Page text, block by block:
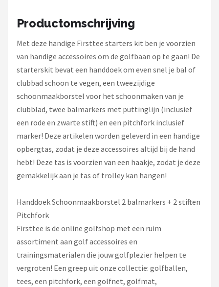
Productomschrijving
Met deze handige Firsttee starters kit ben je voorzien
van handige accessoires om de golfbaan op te gaan! De
starterskit bevat een handdoek om even snel je bal of
clubbad schoon te vegen, een tweezijdige
schoonmaakborstel voor het schoonmaken van je
clubblad, twee balmarkers met puttinglijn (inclusief
een rode en zwarte stift) en een pitchfork inclusief
marker! Deze artikelen worden geleverd in een handige
opbergtas, zodat je deze accessoires altijd bij de hand
hebt! Deze tas is voorzien van een haakje, zodat je deze
gemakkelijk aan je tas of trolley kan hangen!
Handdoek Schoonmaakborstel 2 balmarkers + 2 stiften
Pitchfork
Firsttee is de online golfshop met een ruim
assortiment aan golf accessoires en
trainingsmaterialen die jouw golfplezier helpen te
vergroten! Een greep uit onze collectie: golfballen,
tees, een pitchfork, een golfnet, golfmat,